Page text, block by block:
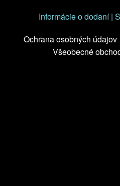
Informácie o dodaní |
Ochrana osobných údajov
Všeobecné